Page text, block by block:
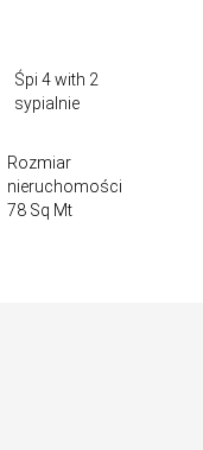
Śpi 4 with 2
sypialnie
Rozmiar
nieruchomości
78 Sq Mt